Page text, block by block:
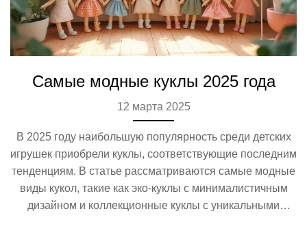
Самые модные куклы 2025 года
12 марта 2025
В 2025 году наибольшую популярность среди детских
игрушек приобрели куклы, соответствующие последним
тенденциям. В статье рассматриваются самые модные
виды кукол, такие как эко-куклы с минималистичным
дизайном и коллекционные куклы с уникальными